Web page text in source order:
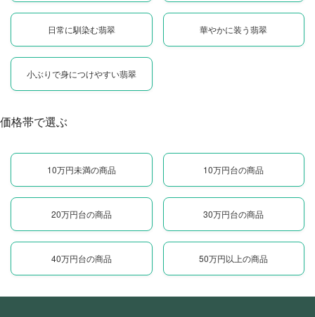
日常に馴染む翡翠 華やかに装う翡翠
小ぶりで身につけやすい翡翠
価格帯で選ぶ
10万円未満の商品 10万円台の商品
20万円台の商品 30万円台の商品
40万円台の商品 50万円以上の商品